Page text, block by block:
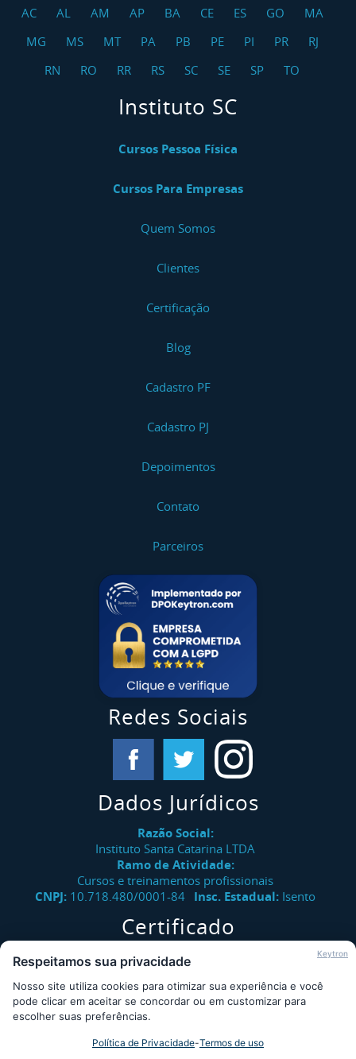
AC AL AM AP BA CE ES GO
MA
MG
MS MT PA PB PE PI PR
RJ
RN
RO RR RS SC SE SP TO
Instituto SC
Cursos Pessoa Física
Cursos Para Empresas
Quem Somos
Clientes
Certificação
Blog
Cadastro PF
Cadastro PJ
Depoimentos
Contato
Parceiros
Redes Sociais
Dados Jurídicos
Razão Social:
Instituto Santa Catarina LTDA
Ramo de Atividade:
Cursos e treinamentos profissionais
CNPJ: 10.718.480/0001-84 Insc. Estadual: Isento
Certificado
Verifique a autenticidade de certificados emitidos pelo
Instituto Santa Catarina.
Consultar
Keytron
Respeitamos sua privacidade
Nosso site utiliza cookies para otimizar sua experiência e você
pode clicar em aceitar se concordar ou em customizar para
escolher suas preferências.
Política de Privacidade-Termos de uso